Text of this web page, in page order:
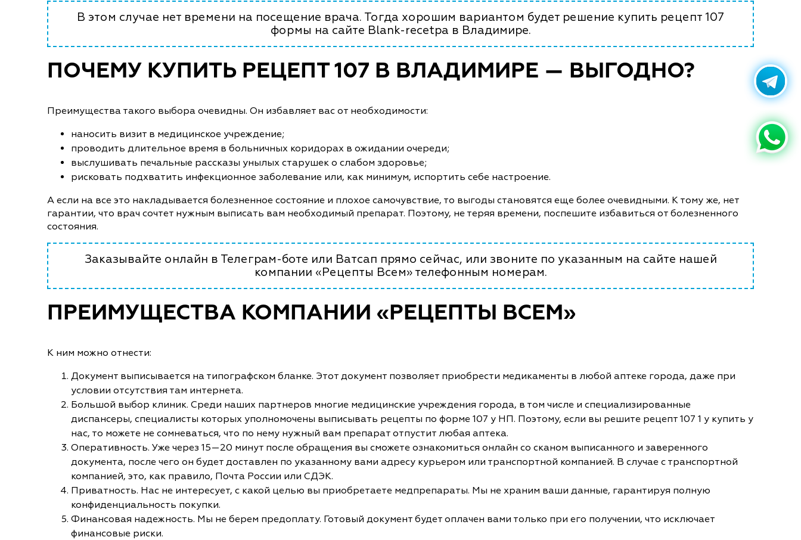
В этом случае нет времени на посещение врача. Тогда хорошим вариантом будет решение купить рецепт 107
формы на сайте Blank-recetpa в Владимире.
ПОЧЕМУ КУПИТЬ РЕЦЕПТ 107 В ВЛАДИМИРЕ — ВЫГОДНО?
Преимущества такого выбора очевидны. Он избавляет вас от необходимости:
наносить визит в медицинское учреждение;
проводить длительное время в больничных коридорах в ожидании очереди;
выслушивать печальные рассказы унылых старушек о слабом здоровье;
рисковать подхватить инфекционное заболевание или, как минимум, испортить себе настроение.
А если на все это накладывается болезненное состояние и плохое самочувствие, то выгоды становятся еще более очевидными. К тому же, нет
гарантии, что врач сочтет нужным выписать вам необходимый препарат. Поэтому, не теряя времени, поспешите избавиться от болезненного
состояния.
Заказывайте онлайн в Телеграм-боте или Ватсап прямо сейчас, или звоните по указанным на сайте нашей
компании «Рецепты Всем» телефонным номерам.
ПРЕИМУЩЕСТВА КОМПАНИИ «РЕЦЕПТЫ ВСЕМ»
К ним можно отнести:
Документ выписывается на типографском бланке. Этот документ позволяет приобрести медикаменты в любой аптеке города, даже при
условии отсутствия там интернета.
Большой выбор клиник. Среди наших партнеров многие медицинские учреждения города, в том числе и специализированные
диспансеры, специалисты которых уполномочены выписывать рецепты по форме 107 у НП. Поэтому, если вы решите рецепт 107 1 у купить у
нас, то можете не сомневаться, что по нему нужный вам препарат отпустит любая аптека.
Оперативность. Уже через 15—20 минут после обращения вы сможете ознакомиться онлайн со сканом выписанного и заверенного
документа, после чего он будет доставлен по указанному вами адресу курьером или транспортной компанией. В случае с транспортной
компанией, это, как правило, Почта России или СДЭК.
Приватность. Нас не интересует, с какой целью вы приобретаете медпрепараты. Мы не храним ваши данные, гарантируя полную
конфиденциальность покупки.
Финансовая надежность. Мы не берем предоплату. Готовый документ будет оплачен вами только при его получении, что исключает
финансовые риски.